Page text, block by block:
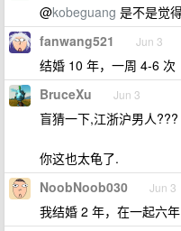
@kobeguang 是不是觉
fanwang521 Jun 3
结婚 10 年，一周 4-6 次
BruceXu Jun 3
盲猜一下,江浙沪男人???
你这也太龟了.
NoobNoob030 Jun 3
我结婚 2 年，在一起六